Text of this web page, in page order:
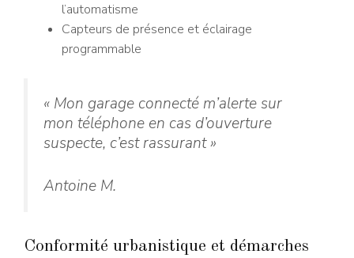
l’automatisme
Capteurs de présence et éclairage
programmable
« Mon garage connecté m’alerte sur
mon téléphone en cas d’ouverture
suspecte, c’est rassurant »
Antoine M.
Conformité urbanistique et démarches